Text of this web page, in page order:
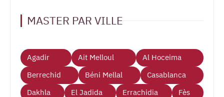
MASTER PAR VILLE
Agadir Ait Melloul
Al Hoceima
Berrechid
Béni Mellal
Casablanca
Dakhla
El Jadida Errachidia
Fès